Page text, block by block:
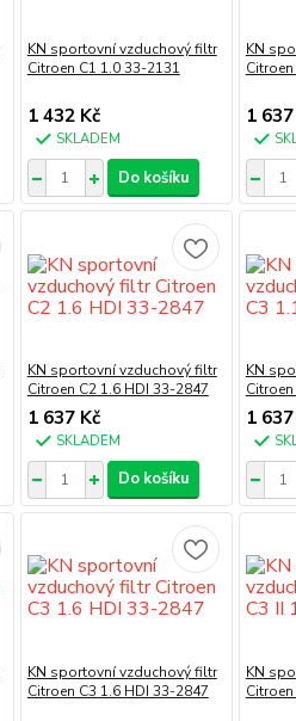
KN sportovní vzduchový filtr
Citroen C1 1.0 33-2131
1 432 Kč
SKLADEM
Do košíku
KN
1
KN sportovní vzduchový filtr
Citroen C2 1.6 HDI 33-2847
1 637 Kč
SKLADEM
Do košíku
KN
1
KN sportovní vzduchový filtr
Citroen C3 1.6 HDI 33-2847
KN